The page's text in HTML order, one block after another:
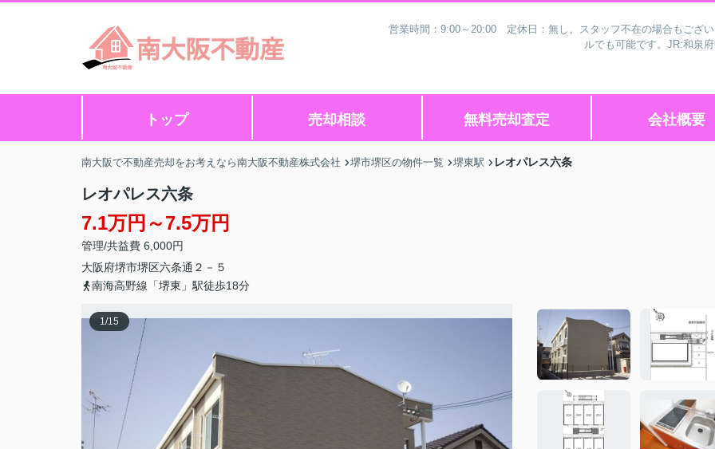
営業時間：9:00～20:00 定休日：無し。スタッフ不在の場合もござ
ルでも可能です。JR:和泉
トップ 売却相談 無料売却査定 会社概要
南大阪で不動産売却をお考えなら南大阪不動産株式会社 堺市堺区の物件一覧 堺東駅 レオパレス六条
レオパレス六条
7.1万円～7.5万円
管理/共益費 6,000円
大阪府堺市堺区六条通 ２－５
南海高野線「堺東」駅徒歩18分
1/15